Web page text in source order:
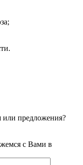
или предложения?
с Вами в